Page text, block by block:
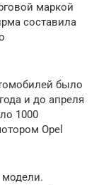
маркой
составила
было
и до апреля
1000
Opel
модели.